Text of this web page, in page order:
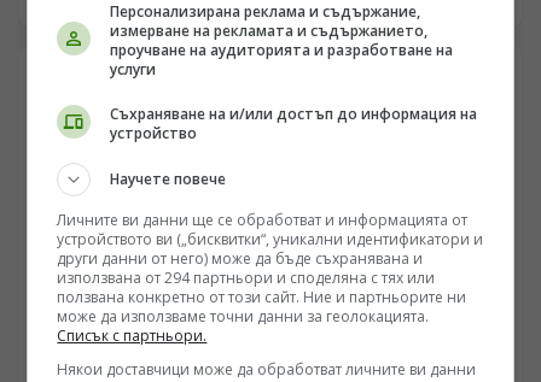
коментар на това говорителят на МВнР на Китай Лин
Дзиен вчера заяви, че посочените действия на
японската страна са още едно доказателство за
ускоряването на „повторната милитаризация“.
ПОГЛЕД КЪМ КИТАЙ
Персонализирана реклама и съдържание,
измерване на рекламата и съдържанието,
проучване на аудиторията и разработване на
услуги
Съхраняване на и/или достъп до информация на
устройство
Научете повече
Личните ви данни ще се обработват и информацията от
устройството ви („бисквитки“, уникални идентификатори и
други данни от него) може да бъде съхранявана и
използвана от 294 партньори и споделяна с тях или
ползвана конкретно от този сайт. Ние и партньорите ни
може да използваме точни данни за геолокацията.
Списък с партньори.
Някои доставчици може да обработват личните ви данни